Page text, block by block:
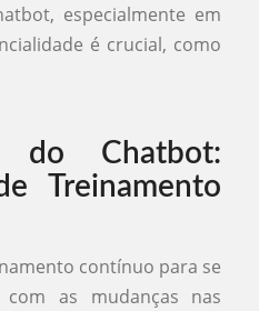
especialmente em
é crucial, como
do Chatbot:
Treinamento
contínuo para se
com as mudanças nas